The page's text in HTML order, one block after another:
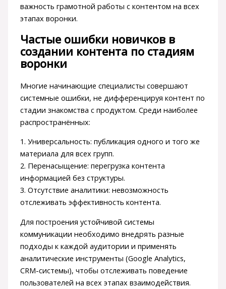
важность грамотной работы с контентом на всех
этапах воронки.
Частые ошибки новичков в
создании контента по стадиям
воронки
Многие начинающие специалисты совершают
системные ошибки, не дифференцируя контент по
стадии знакомства с продуктом. Среди наиболее
распространённых:
1. Универсальность: публикация одного и того же
материала для всех групп.
2. Перенасыщение: перегрузка контента
информацией без структуры.
3. Отсутствие аналитики: невозможность
отслеживать эффективность контента.
Для построения устойчивой системы
коммуникации необходимо внедрять разные
подходы к каждой аудитории и применять
аналитические инструменты (Google Analytics,
CRM-системы), чтобы отслеживать поведение
пользователей на всех этапах взаимодействия.